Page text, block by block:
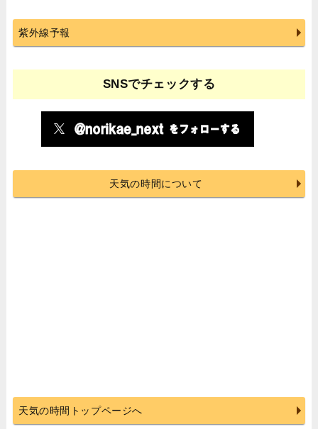
紫外線予報
SNSでチェックする
天気の時間について
天気の時間トップページへ